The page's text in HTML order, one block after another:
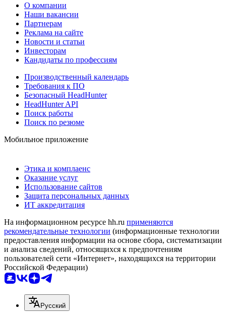
О компании
Наши вакансии
Партнерам
Реклама на сайте
Новости и статьи
Инвесторам
Кандидаты по профессиям
Производственный календарь
Требования к ПО
Безопасный HeadHunter
HeadHunter API
Поиск работы
Поиск по резюме
Мобильное приложение
Этика и комплаенс
Оказание услуг
Использование сайтов
Защита персональных данных
ИТ аккредитация
На информационном ресурсе hh.ru применяются
рекомендательные технологии (информационные технологии
предоставления информации на основе сбора, систематизации
и анализа сведений, относящихся к предпочтениям
пользователей сети «Интернет», находящихся на территории
Российской Федерации)
Русский